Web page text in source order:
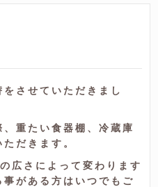
させていただきまし
重たい食器棚、冷蔵庫
だきます。
広さによって変わります
がある方はいつでもご